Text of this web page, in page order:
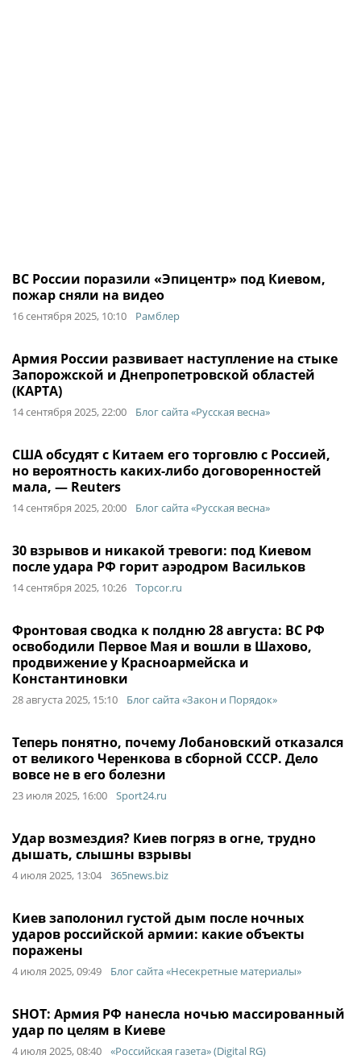
ВС России поразили «Эпицентр» под Киевом,
пожар сняли на видео
16 сентября 2025, 10:10 Рамблер
Армия России развивает наступление на стыке
Запорожской и Днепропетровской областей
(КАРТА)
14 сентября 2025, 22:00 Блог сайта «Русская весна»
США обсудят с Китаем его торговлю с Россией,
но вероятность каких-либо договоренностей
мала, — Reuters
14 сентября 2025, 20:00 Блог сайта «Русская весна»
30 взрывов и никакой тревоги: под Киевом
после удара РФ горит аэродром Васильков
14 сентября 2025, 10:26 Topcor.ru
Фронтовая сводка к полдню 28 августа: ВС РФ
освободили Первое Мая и вошли в Шахово,
продвижение у Красноармейска и
Константиновки
28 августа 2025, 15:10 Блог сайта «Закон и Порядок»
Теперь понятно, почему Лобановский отказался
от великого Черенкова в сборной СССР. Дело
вовсе не в его болезни
23 июля 2025, 16:00 Sport24.ru
Удар возмездия? Киев погряз в огне, трудно
дышать, слышны взрывы
4 июля 2025, 13:04 365news.biz
Киев заполонил густой дым после ночных
ударов российской армии: какие объекты
поражены
4 июля 2025, 09:49 Блог сайта «Несекретные материалы»
SHOT: Армия РФ нанесла ночью массированный
удар по целям в Киеве
4 июля 2025, 08:40 «Российская газета» (Digital RG)